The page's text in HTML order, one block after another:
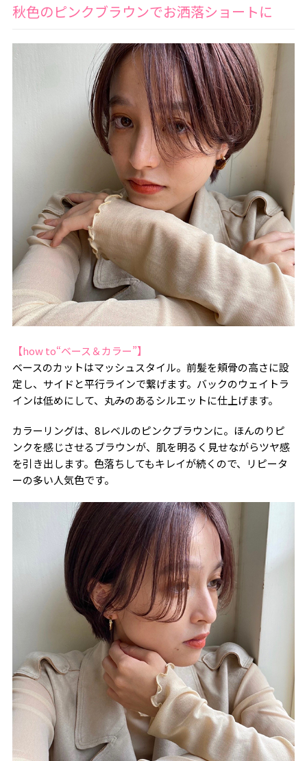
秋色のピンクブラウンでお洒落ショートに
【how to“ベース＆カラー”】
ベースのカットはマッシュスタイル。前髪を頬骨の高さに設
定し、サイドと平行ラインで繋げます。バックのウェイトラ
インは低めにして、丸みのあるシルエットに仕上げます。
カラーリングは、8レベルのピンクブラウンに。ほんのりピ
ンクを感じさせるブラウンが、肌を明るく見せながらツヤ感
を引き出します。色落ちしてもキレイが続くので、リピータ
ーの多い人気色です。